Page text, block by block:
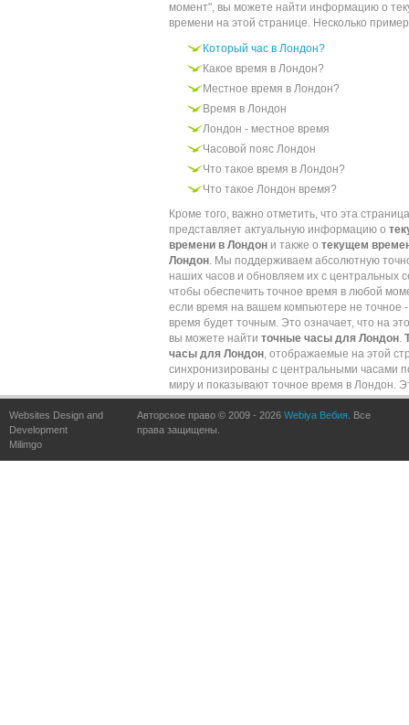
момент", вы можете найти информацию о
времени на этой странице. Несколько
Который час в Лондон?
Какое время в Лондон?
Местное время в Лондон?
Время в Лондон
Лондон - местное время
Часовой пояс Лондон
Что такое время в Лондон?
Что такое Лондон время?
Кроме того, важно отметить, что эта страница
представляет актуальную информацию о
времени в Лондон и также о текущем
Лондон. Мы поддерживаем абсолютную
наших часов и обновляем их с центральных
чтобы обеспечить точное время в любой
если время на вашем компьютере не точное
время будет точным. Это означает, что на
вы можете найти точные часы для Лондон.
часы для Лондон, отображаемые на этой
синхронизированы с центральными часами
миру и показывают точное время в Лондон.
обеспечивается частыми обновлениями по
сравнению с точными часами по всему миру.
Websites Design and
Development
Milimgo
Авторское право © 2009 - 2026 Webiya Вебия. Все
права защищены.